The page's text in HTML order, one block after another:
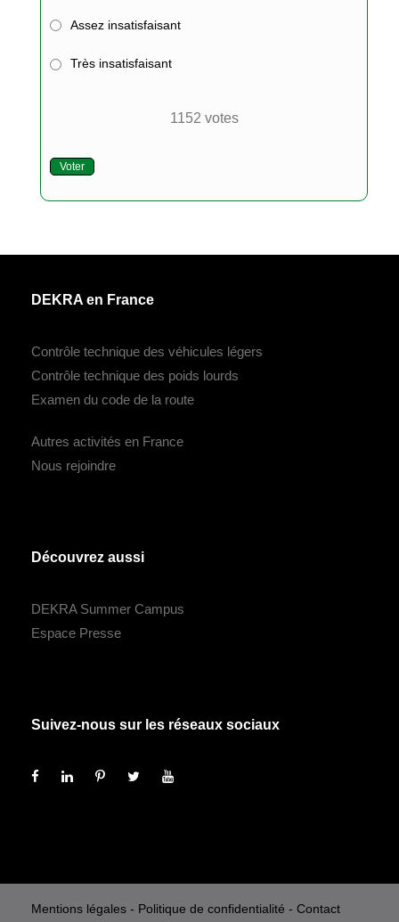
Assez insatisfaisant
Très insatisfaisant
1152 votes
Voter
DEKRA en France
Contrôle technique des véhicules légers
Contrôle technique des poids lourds
Examen du code de la route
Autres activités en France
Nous rejoindre
Découvrez aussi
DEKRA Summer Campus
Espace Presse
Suivez-nous sur les réseaux sociaux
Mentions légales - Politique de confidentialité - Contact